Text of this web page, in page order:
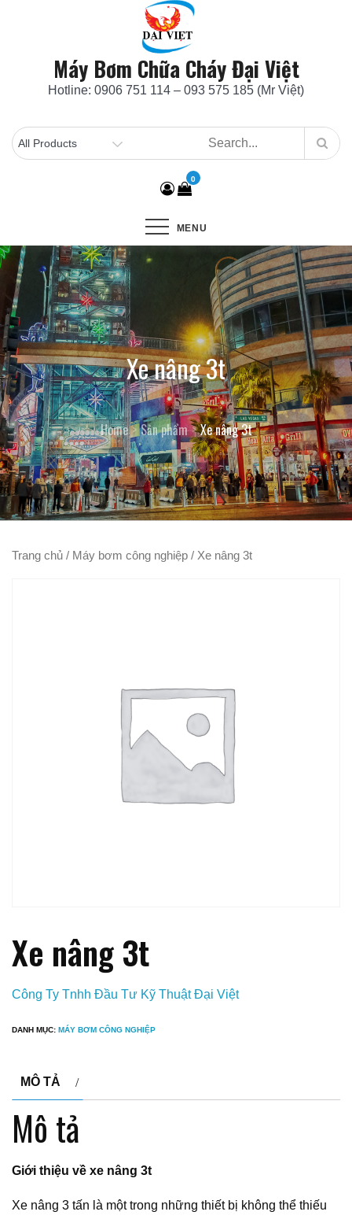
Máy Bơm Chữa Cháy Đại Việt
Hotline: 0906 751 114 – 093 575 185 (Mr Việt)
0
MENU
Xe nâng 3t
Home Sản phẩm Xe nâng 3t
Trang chủ / Máy bơm công nghiệp / Xe nâng 3t
Xe nâng 3t
Công Ty Tnhh Đầu Tư Kỹ Thuật Đại Việt
DANH MỤC: MÁY BƠM CÔNG NGHIỆP
MÔ TẢ
Mô tả
Giới thiệu về xe nâng 3t
Xe nâng 3 tấn là một trong những thiết bị không thể thiếu